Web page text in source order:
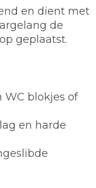
en dient met
de
geplaatst.
WC blokjes of
en harde